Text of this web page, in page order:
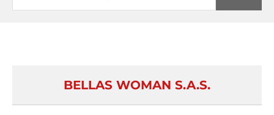
BELLAS WOMAN S.A.S.